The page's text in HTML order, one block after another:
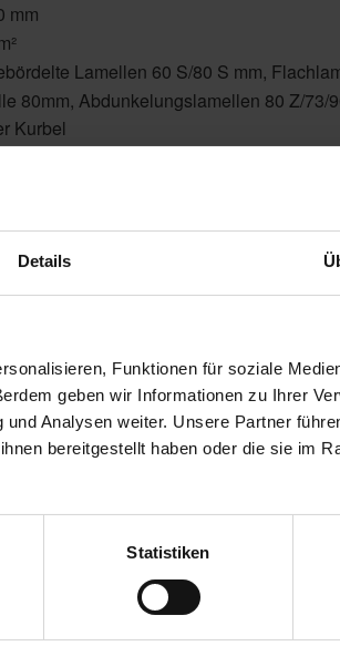
Details
Funktionen für soziale
geben wir Informationen zu Ihrer
Analysen weiter. Unsere Partner
bereitgestellt haben oder die sie im
Statistiken
mm
Lamellen 60 S/80 S mm,
80mm, Abdunkelungslamellen 80 Z/73/
Kurbel
Neubau, Renovierung,
lassen sich ganz einfach in
Verschiedene
bieten Ihnen volle
Individualität bei der
Frühwarnsystem